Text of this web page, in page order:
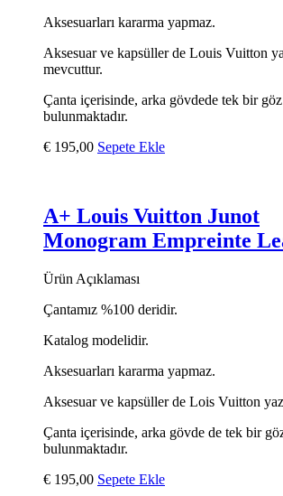
Aksesuarları kararma yapmaz.
Aksesuar ve kapsüller de Louis Vuitton
mevcuttur.
Çanta içerisinde, arka gövdede tek bir göz
bulunmaktadır.
€ 195,00 Sepete Ekle
A+ Louis Vuitton Junot
Monogram Empreinte
Ürün Açıklaması
Çantamız %100 deridir.
Katalog modelidir.
Aksesuarları kararma yapmaz.
Aksesuar ve kapsüller de Lois Vuitton
Çanta içerisinde, arka gövde de tek bir
bulunmaktadır.
€ 195,00 Sepete Ekle